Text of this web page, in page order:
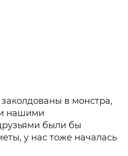
в монстра,
нашими
были бы
у нас тоже началась